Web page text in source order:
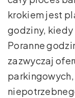
krokiem jest
godziny, kiedy
Poranne
zazwyczaj